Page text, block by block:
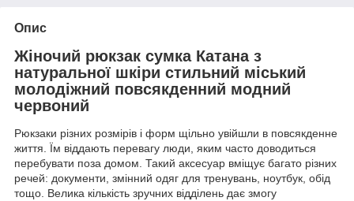
Опис
Жіночий рюкзак сумка Катана з
натуральної шкіри стильний міський
молодіжний повсякденний модний
червоний
Рюкзаки різних розмірів і форм щільно увійшли в повсякденне
життя. Їм віддають перевагу люди, яким часто доводиться
перебувати поза домом. Такий аксесуар вміщує багато різних
речей: документи, змінний одяг для тренувань, ноутбук, обід
тощо. Велика кількість зручних відділень дає змогу